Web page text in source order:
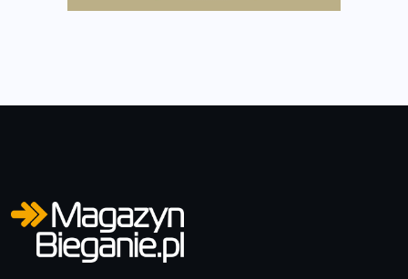
i Półmaraton Szczeciński. Wszystko, co warto wiedzieć